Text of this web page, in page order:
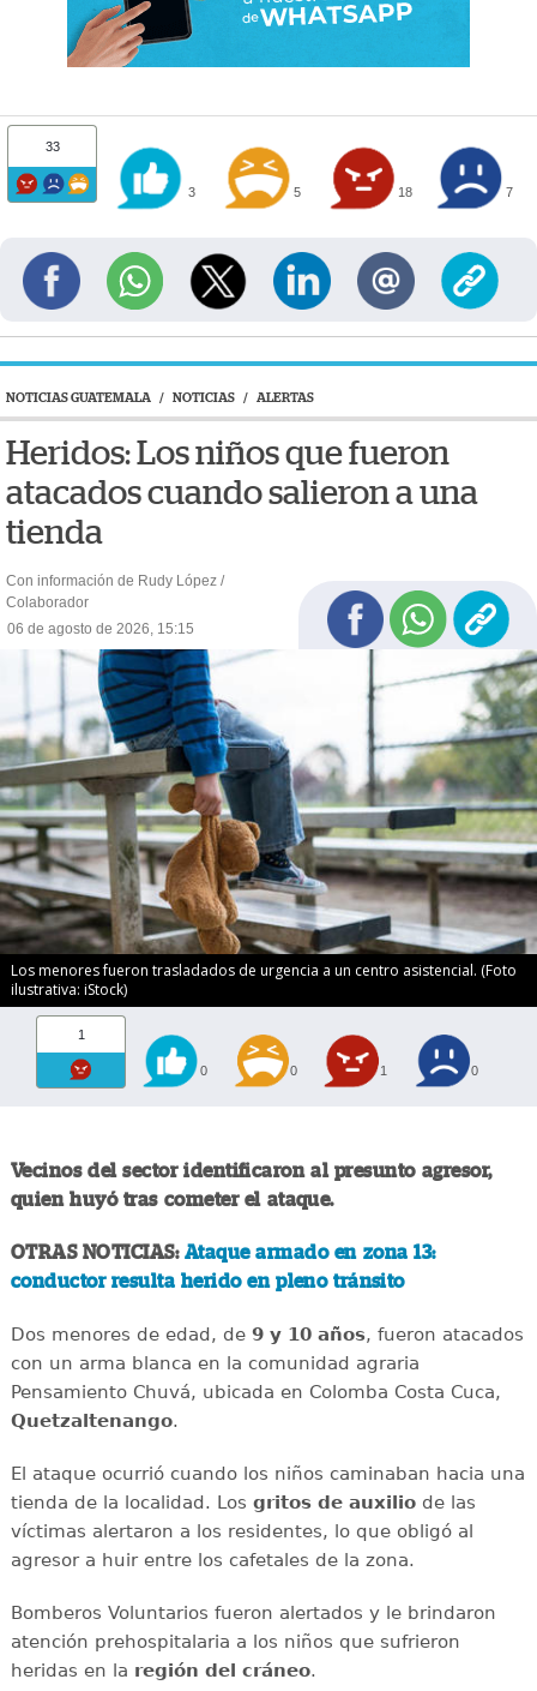
33
3 5 18 7
NOTICIAS GUATEMALA / NOTICIAS / ALERTAS
Heridos: Los niños que fueron
atacados cuando salieron a una
tienda
Con información de Rudy López /
Colaborador
06 de agosto de 2026, 15:15
Los menores fueron trasladados de urgencia a un centro asistencial. (Foto
ilustrativa: iStock)
1
0 0 1 0
Vecinos del sector identificaron al presunto agresor,
quien huyó tras cometer el ataque.
OTRAS NOTICIAS:Ataque armado en zona 13:
conductor resulta herido en pleno tránsito
Dos menores de edad, de 9 y 10 años, fueron atacados
con un arma blanca en la comunidad agraria
Pensamiento Chuvá, ubicada en Colomba Costa Cuca,
Quetzaltenango.
El ataque ocurrió cuando los niños caminaban hacia una
tienda de la localidad. Los gritos de auxiliode las
víctimas alertaron a los residentes, lo que obligó al
agresor a huir entre los cafetales de la zona.
Bomberos Voluntarios fueron alertados y le brindaron
atención prehospitalaria a los niños que sufrieron
heridas en la región del cráneo.